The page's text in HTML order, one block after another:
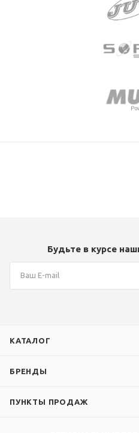
Будьте в курсе
КАТАЛОГ
БРЕНДЫ
ПУНКТЫ ПРОДАЖ